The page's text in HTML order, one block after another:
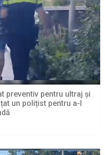
preventiv pentru ultraj și
un polițist pentru a-l